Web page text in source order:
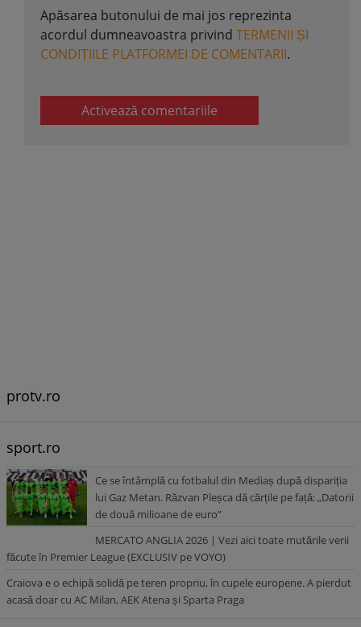
Apăsarea butonului de mai jos reprezinta
acordul dumneavoastra privind TERMENII ȘI
CONDIȚIILE PLATFORMEI DE COMENTARII.
Activează comentariile
protv.ro
sport.ro
Ce se întâmplă cu fotbalul din Mediaș după dispariția
lui Gaz Metan. Răzvan Pleșca dă cărțile pe față: „Datorii
de două milioane de euro”
MERCATO ANGLIA 2026 | Vezi aici toate mutările verii
făcute în Premier League (EXCLUSIV pe VOYO)
Craiova e o echipă solidă pe teren propriu, în cupele europene. A pierdut
acasă doar cu AC Milan, AEK Atena și Sparta Praga